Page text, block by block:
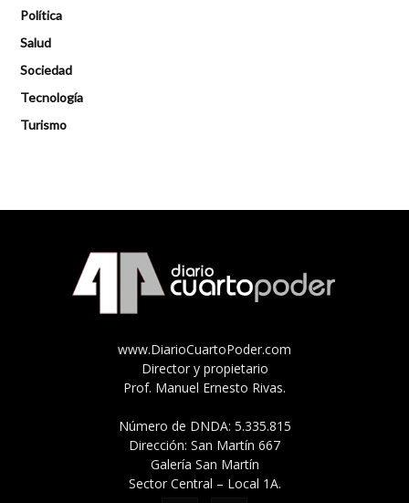
Política
Salud
Sociedad
Tecnología
Turismo
www.DiarioCuartoPoder.com
Director y propietario
Prof. Manuel Ernesto Rivas.
Número de DNDA: 5.335.815
Dirección: San Martín 667
Galería San Martín
Sector Central – Local 1A.